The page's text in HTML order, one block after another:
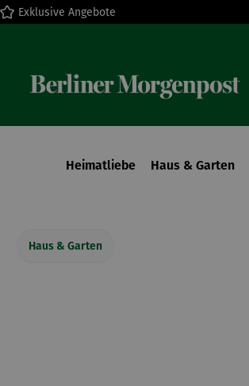
Zur Hauptnavigation springen
Exklusive Angebote
Heimatliebe Haus & Garten
Haus & Garten